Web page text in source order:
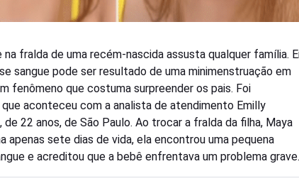
na fralda de uma recém-nascida assusta qualquer família.
sangue pode ser resultado de uma minimenstruação em
fenômeno que costuma surpreender os pais. Foi
aconteceu com a analista de atendimento Emilly
de 22 anos, de São Paulo. Ao trocar a fralda da filha, Maya
apenas sete dias de vida, ela encontrou uma pequena
e acreditou que a bebê enfrentava um problema grave.